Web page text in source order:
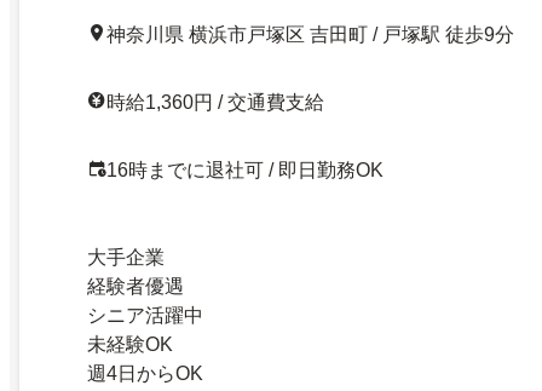
神奈川県 横浜市戸塚区 吉田町 / 戸塚駅 徒歩9分
時給1,360円 / 交通費支給
16時までに退社可 / 即日勤務OK
大手企業
経験者優遇
シニア活躍中
未経験OK
週4日からOK